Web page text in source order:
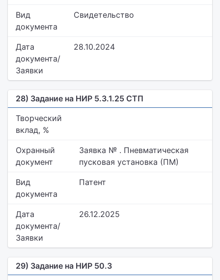
Вид
документа
Свидетельство
Дата
документа/
Заявки
28.10.2024
28) Задание на НИР 5.3.1.25 СТП
Творческий
вклад, %
Охранный
документ
Заявка № . Пневматическая
пусковая установка (ПМ)
Вид
документа
Патент
Дата
документа/
Заявки
26.12.2025
29) Задание на НИР 50.3